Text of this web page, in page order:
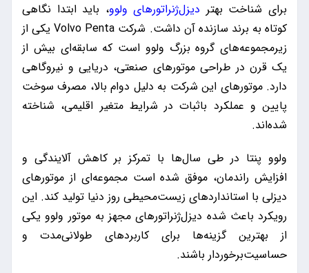
برای شناخت بهتر دیزل‌ژنراتورهای ولوو، باید ابتدا نگاهی
کوتاه به برند سازنده آن داشت. شرکت Volvo Penta یکی از
زیرمجموعه‌های گروه بزرگ ولوو است که سابقه‌ای بیش از
یک قرن در طراحی موتورهای صنعتی، دریایی و نیروگاهی
دارد. موتورهای این شرکت به دلیل دوام بالا، مصرف سوخت
پایین و عملکرد باثبات در شرایط متغیر اقلیمی، شناخته
شده‌اند.
ولوو پنتا در طی سال‌ها با تمرکز بر کاهش آلایندگی و
افزایش راندمان، موفق شده است مجموعه‌ای از موتورهای
دیزلی با استانداردهای زیست‌محیطی روز دنیا تولید کند. این
رویکرد باعث شده دیزل‌ژنراتورهای مجهز به موتور ولوو یکی
از بهترین گزینه‌ها برای کاربردهای طولانی‌مدت و
حساسیت‌برخوردار باشند.